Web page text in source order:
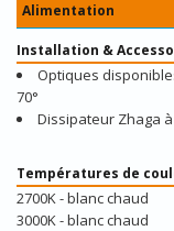
Alimentation
Installation &
Optiques
70°
Dissipateur Zhaga
Températures de
2700K - blanc chaud
3000K - blanc chaud